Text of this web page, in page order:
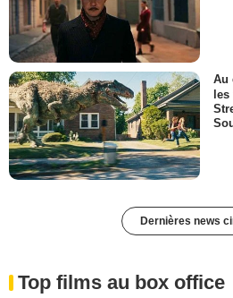
Au
les
Dernières news
Top films au box office